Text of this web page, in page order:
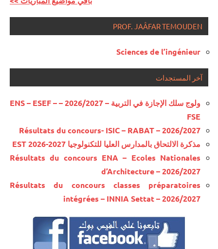
PROF. JAÂFAR TEMOUDEN
Sciences de l’ingénieur
آخر المستجدات
ولوج سلك الإجازة في التربية – 2026/2027 – ENS – ESEF –
FSE
Résultats du concours- ISIC – RABAT – 2026/2027
مذكرة الالتحاق بالمدارس العليا للتكنولوجيا EST 2026-2027
Résultats du concours ENA – Ecoles Nationales
d’Architecture – 2026/2027
Résultats du concours classes préparatoires
intégrées – INNIA Settat – 2026/2027